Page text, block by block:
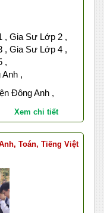
, Gia Sư Lớp 2 ,
, Gia Sư Lớp 4 ,
,
Anh ,
Đông Anh ,
Xem chi tiết
Toán, Tiếng Việt